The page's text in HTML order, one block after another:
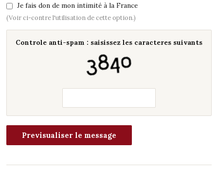
Je fais don de mon intimité à la France
(Voir ci-contre l'utilisation de cette option.)
Controle anti-spam : saisissez les caracteres suivants